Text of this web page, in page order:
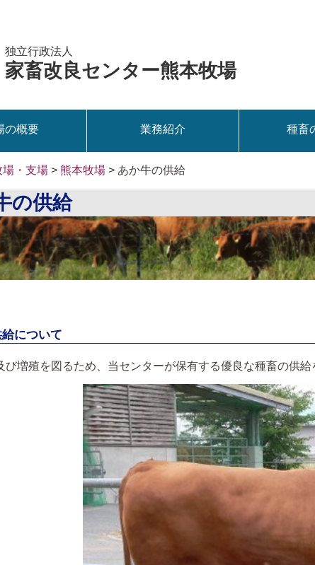
独立行政法人
家畜改良センター熊本牧場
の概要 業務紹介 種畜
場・支場 > 熊本牧場 > あか牛の供給
の供給
について
び増殖を図るため、当センターが保有する優良な種畜の供給